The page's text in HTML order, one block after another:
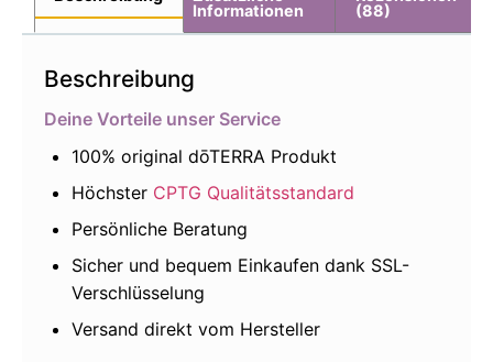
Informationen
(88)
Beschreibung
Deine Vorteile unser Service
100% original dōTERRA Produkt
Höchster CPTG Qualitätsstandard
Persönliche Beratung
Sicher und bequem Einkaufen dank SSL-
Verschlüsselung
Versand direkt vom Hersteller